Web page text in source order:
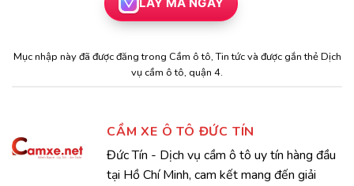
Mục nhập này đã được đăng trong Cầm ô tô,Tin tứcvà được gắn thẻDịch
vụ cầm ô tô, quận 4.
CẦM XE Ô TÔ ĐỨC TÍN
Đức Tín - Dịch vụ cầm ô tô uy tín hàng đầu
tại Hồ Chí Minh, cam kết mang đến giải